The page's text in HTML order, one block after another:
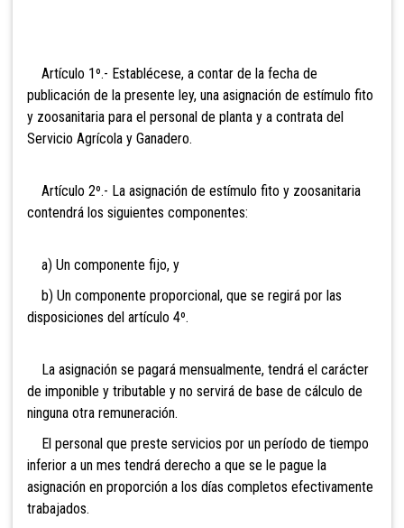
Artículo 1º.- Establécese, a contar de la fecha de
publicación de la presente ley, una asignación de estímulo fito
y zoosanitaria para el personal de planta y a contrata del
Servicio Agrícola y Ganadero.
Artículo 2º.- La asignación de estímulo fito y zoosanitaria
contendrá los siguientes componentes:
a) Un componente fijo, y
b) Un componente proporcional, que se regirá por las
disposiciones del artículo 4º.
La asignación se pagará mensualmente, tendrá el carácter
de imponible y tributable y no servirá de base de cálculo de
ninguna otra remuneración.
El personal que preste servicios por un período de tiempo
inferior a un mes tendrá derecho a que se le pague la
asignación en proporción a los días completos efectivamente
trabajados.